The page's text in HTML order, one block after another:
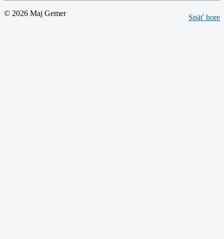
Späť hore
© 2026 Maj Gemer